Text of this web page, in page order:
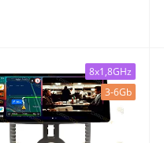
8x1,8GHz
3-6Gb